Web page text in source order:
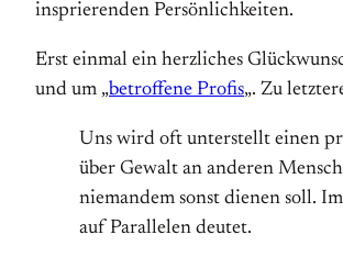
insprierenden Persönlichkeiten.
Erst einmal ein herzliches
und um „betroffene Profis„. Zu
Uns wird oft unterstellt einen
über Gewalt an anderen
niemandem sonst dienen soll.
auf Parallelen deutet.